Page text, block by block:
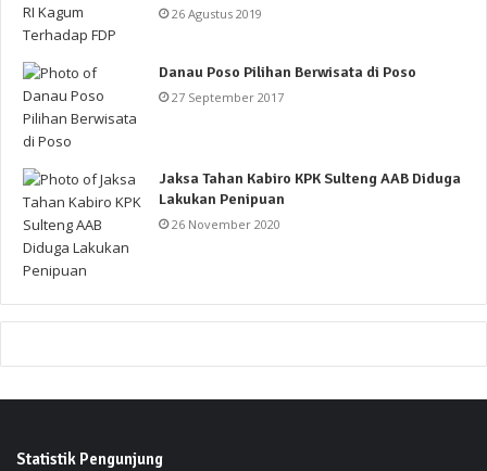
26 Agustus 2019
Danau Poso Pilihan Berwisata di Poso
27 September 2017
Jaksa Tahan Kabiro KPK Sulteng AAB Diduga
Lakukan Penipuan
26 November 2020
Statistik Pengunjung